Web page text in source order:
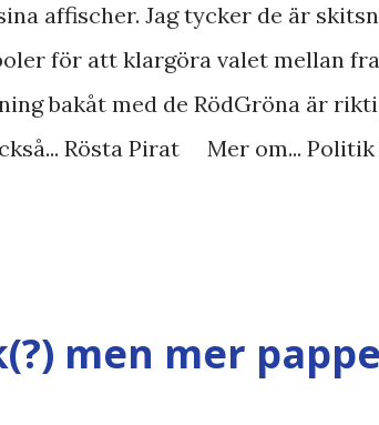
affischer. Jag tycker de är
för att klargöra valet mellan
bakåt med de RödGröna är
Rösta Pirat Mer om... Politik
men mer